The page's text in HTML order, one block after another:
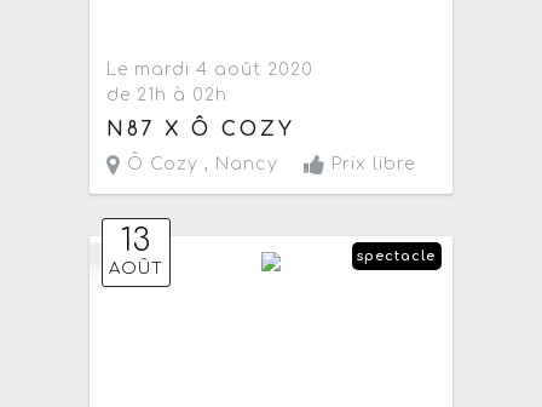
Le mardi 4 août 2020
de 21h à 02h
N87 X Ô COZY
Ô Cozy , Nancy Prix libre
13
AOÛT
spectacle